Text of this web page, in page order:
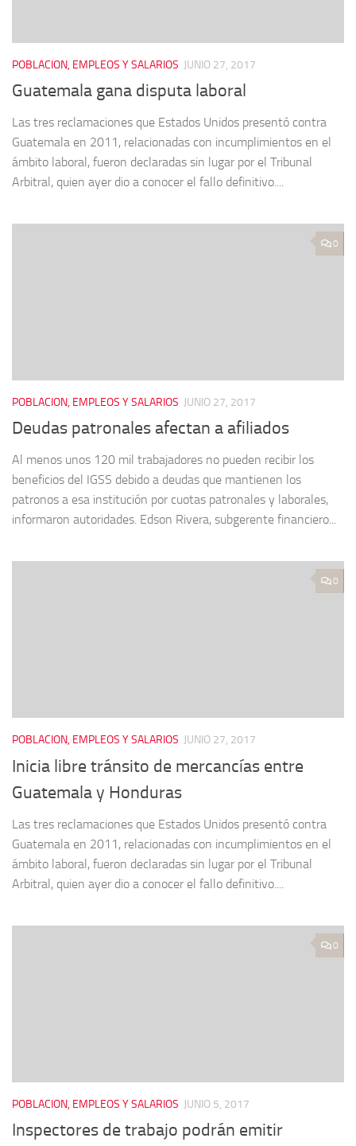
POBLACION, EMPLEOS Y SALARIOS JUNIO 27, 2017
Guatemala gana disputa laboral
Las tres reclamaciones que Estados Unidos presentó contra
Guatemala en 2011, relacionadas con incumplimientos en el
ámbito laboral, fueron declaradas sin lugar por el Tribunal
Arbitral, quien ayer dio a conocer el fallo definitivo....
0
POBLACION, EMPLEOS Y SALARIOS JUNIO 27, 2017
Deudas patronales afectan a afiliados
Al menos unos 120 mil trabajadores no pueden recibir los
beneficios del IGSS debido a deudas que mantienen los
patronos a esa institución por cuotas patronales y laborales,
informaron autoridades. Edson Rivera, subgerente financiero...
0
POBLACION, EMPLEOS Y SALARIOS JUNIO 27, 2017
Inicia libre tránsito de mercancías entre
Guatemala y Honduras
Las tres reclamaciones que Estados Unidos presentó contra
Guatemala en 2011, relacionadas con incumplimientos en el
ámbito laboral, fueron declaradas sin lugar por el Tribunal
Arbitral, quien ayer dio a conocer el fallo definitivo....
0
POBLACION, EMPLEOS Y SALARIOS JUNIO 5, 2017
Inspectores de trabajo podrán emitir